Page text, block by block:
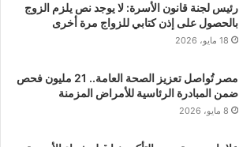
رئيس لجنة قانون الأسرة: لا يوجد نص يلزم الزوج
بالحصول على إذن كتابي للزواج مرة أخرى
18 مايو، 2026
مصر تُواصل تعزيز الصحة العامة.. 21 مليون فحص
ضمن المبادرة الرئاسية للأمراض المزمنة
8 مايو، 2026